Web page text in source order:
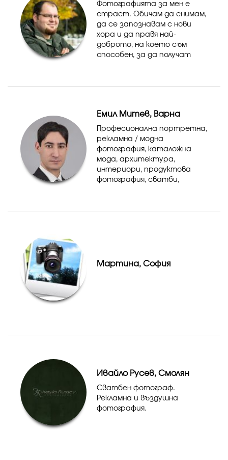
Фотографията за мен е
страст. Обичам да снимам,
да се запознавам с нови
хора и да правя най-
доброто, на което съм
способен, за да получат
кръщенета и фотосесии на
Емил Митев, Варна
Професионална портретна,
рекламна / модна
фотография, каталожна
мода, архитектура,
интериори, продуктова
фотография, сватби,
събития.
Мартина, София
Ивайло Русев, Смолян
Сватбен фотограф.
Рекламна и въздушна
фотография.